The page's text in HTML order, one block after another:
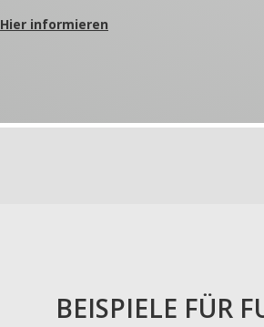
Hier informieren
BEISPIELE FÜR